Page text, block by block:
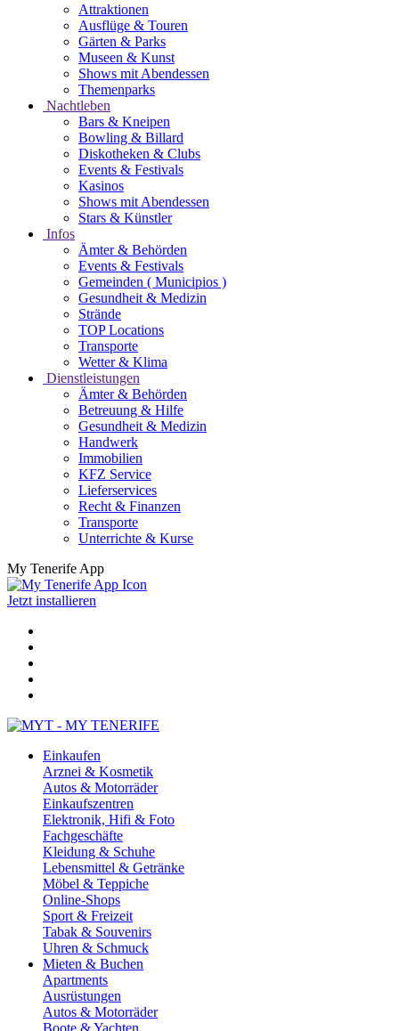
Attraktionen
Ausflüge & Touren
Gärten & Parks
Museen & Kunst
Shows mit Abendessen
Themenparks
Nachtleben
Bars & Kneipen
Bowling & Billard
Diskotheken & Clubs
Events & Festivals
Kasinos
Shows mit Abendessen
Stars & Künstler
Infos
Ämter & Behörden
Events & Festivals
Gemeinden ( Municipios )
Gesundheit & Medizin
Strände
TOP Locations
Transporte
Wetter & Klima
Dienstleistungen
Ämter & Behörden
Betreuung & Hilfe
Gesundheit & Medizin
Handwerk
Immobilien
KFZ Service
Lieferservices
Recht & Finanzen
Transporte
Unterrichte & Kurse
My Tenerife App
Jetzt installieren
Einkaufen
Arznei & Kosmetik
Autos & Motorräder
Einkaufszentren
Elektronik, Hifi & Foto
Fachgeschäfte
Kleidung & Schuhe
Lebensmittel & Getränke
Möbel & Teppiche
Online-Shops
Sport & Freizeit
Tabak & Souvenirs
Uhren & Schmuck
Mieten & Buchen
Apartments
Ausrüstungen
Autos & Motorräder
Boote & Yachten